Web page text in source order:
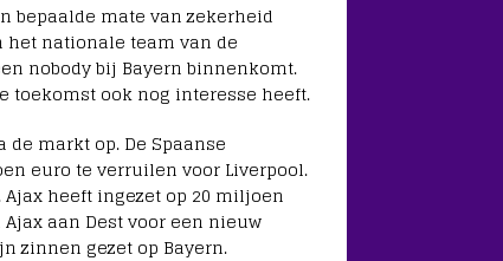
bepaalde mate van zekerheid
het nationale team van de
nobody bij Bayern binnenkomt.
toekomst ook nog interesse heeft.
markt op. De Spaanse
euro te verruilen voor Liverpool.
heeft ingezet op 20 miljoen
aan Dest voor een nieuw
zinnen gezet op Bayern.